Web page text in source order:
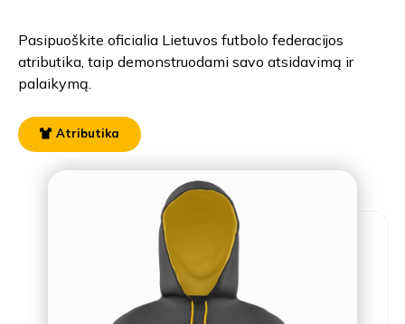
Pasipuoškite oficialia Lietuvos futbolo federacijos
atributika, taip demonstruodami savo atsidavimą ir
palaikymą.
Atributika